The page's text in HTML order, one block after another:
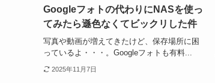
Googleフォトの代わりにNASを使っ
てみたら遜色なくてビックリした件
写真や動画が増えてきたけど、保存場所に困
っているよ・・・。Googleフォトも有料...
2025年11月7日